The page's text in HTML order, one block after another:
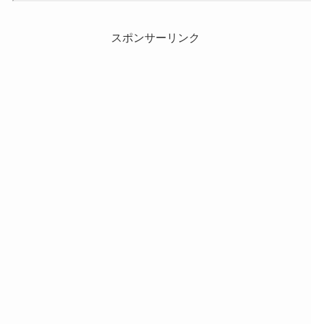
スポンサーリンク